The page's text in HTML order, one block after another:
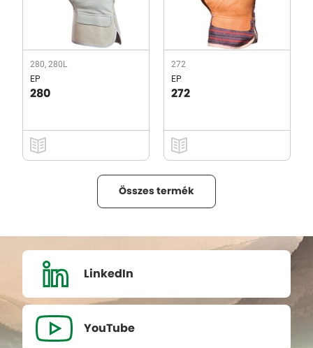
280, 280L
EP
280
272
EP
272
Összes termék
LinkedIn
YouTube